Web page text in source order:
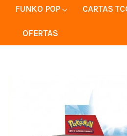
FUNKO POP CARTAS
OFERTAS